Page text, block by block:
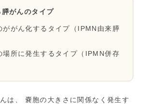
がんのタイプ
ががん化するタイプ（IPMN由来膵
場所に発生するタイプ（IPMN併存
は、 嚢胞の大きさに関係なく発生す